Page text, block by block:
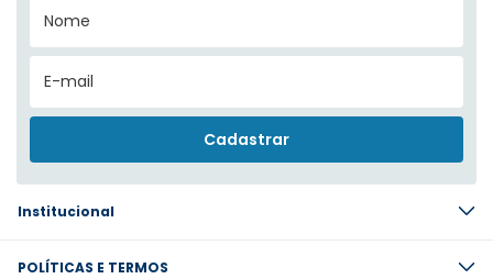
Institucional
POLÍTICAS E TERMOS